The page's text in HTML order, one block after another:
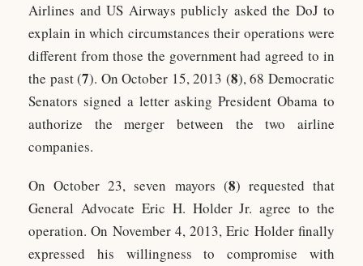
Airlines and US Airways publicly asked the DoJ to
explain in which circumstances their operations were
different from those the government had agreed to in
the past (7). On October 15, 2013 (8), 68 Democratic
Senators signed a letter asking President Obama to
authorize the merger between the two airline
companies.
On October 23, seven mayors (8) requested that
General Advocate Eric H. Holder Jr. agree to the
operation. On November 4, 2013, Eric Holder finally
expressed his willingness to compromise with